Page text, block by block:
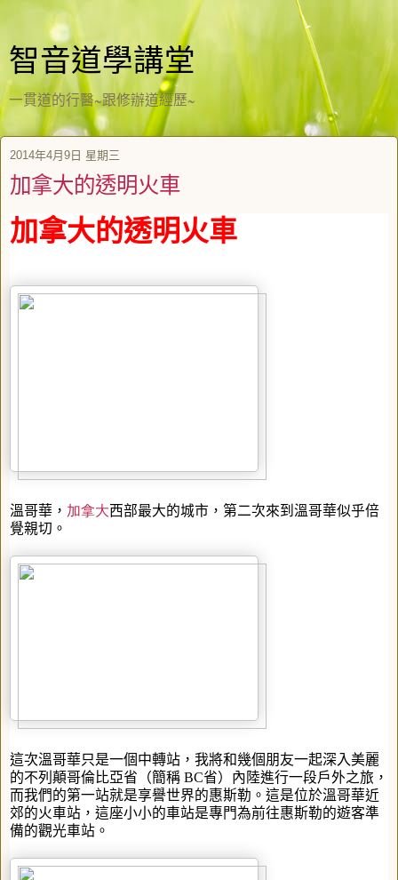
智音道學講堂
一貫道的行醫~跟修辦道經歷~
2014年4月9日 星期三
加拿大的透明火車
加拿大的透明火車
溫哥華， 加拿大西部最大的城市，第二次來到溫哥華似乎倍
覺親切。
這次溫哥華只是一個中轉站，我將和幾個朋友一起深入美麗
的不列顛哥倫比亞省（簡稱 BC省）內陸進行一段戶外之旅，
而我們的第一站就是享譽世界的惠斯勒。這是位於溫哥華近
郊的火車站，這座小小的車站是專門為前往惠斯勒的遊客準
備的觀光車站。